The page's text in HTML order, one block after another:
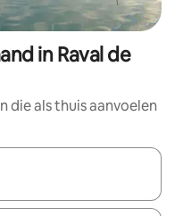
in Raval de
als thuis aanvoelen
zijn, maak je een keuze